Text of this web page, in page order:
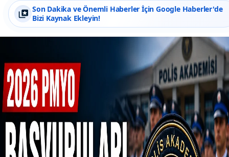
Son Dakika ve Önemli Haberler İçin Google Haberler'de
Bizi Kaynak Ekleyin!